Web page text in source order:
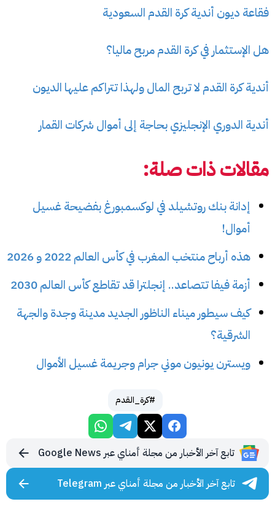
فقاعة ديون أندية كرة القدم السعودية
هل الإستثمار في كرة القدم مربح ماليا؟
أندية كرة القدم لا تربح المال ولهذا تتراكم عليها الديون
أندية الدوري الإنجليزي بحاجة إلى أموال شركات القمار
مقالات ذات صلة:
إدانة بنك روتشيلد في لوكسمبورغ بفضيحة غسيل
أموال!
هذه أرباح منتخب المغرب في كأس العالم 2022 و 2026
أزمة فيفا تتصاعد.. إنجلترا قد تقاطع كأس العالم 2030
كيف سيطور ميناء الناظور الجديد مدينة وجدة والجهة
الشرقية؟
ويسترن يونيون موني جرام وجريمة غسيل الأموال
#كرة_القدم
تابع آخر الأخبار من مجلة أمناي عبر Google News
تابع آخر الأخبار من مجلة أمناي عبر Telegram